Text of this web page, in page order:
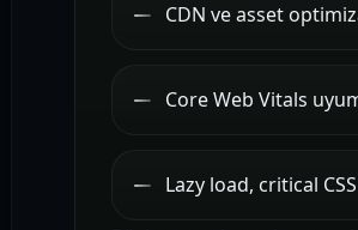
CDN ve asset
Core Web Vitals
Lazy load, critical